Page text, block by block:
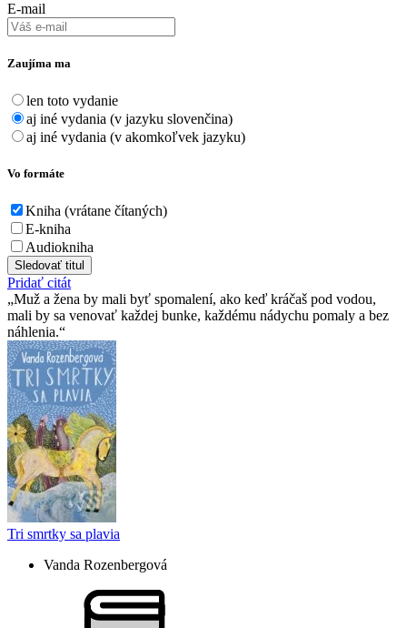
E-mail
Zaujíma ma
len toto vydanie
aj iné vydania (v jazyku slovenčina)
aj iné vydania (v akomkoľvek jazyku)
Vo formáte
Kniha (vrátane čítaných)
E-kniha
Audiokniha
Sledovať titul
Pridať citát
Muž a žena by mali byť spomalení, ako keď kráčaš pod vodou,
mali by sa venovať každej bunke, každému nádychu pomaly a bez
náhlenia.
Tri smrtky sa plavia
Vanda Rozenbergová